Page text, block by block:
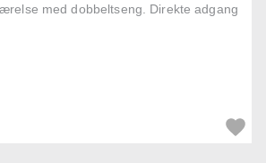
med dobbeltseng. Direkte adgang